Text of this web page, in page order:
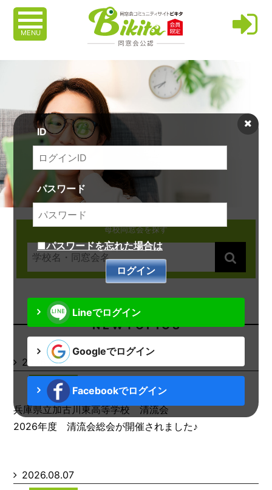
MENU
ID
パスワード
■パスワードを忘れた場合は
Lineでログイン
Googleでログイン
Facebookでログイン
母校同窓会を探す
N E W T O P I C S
2026.08.07
お知らせ
兵庫県立加古川東高等学校 清流会
2026年度 清流会総会が開催されました♪
2026.08.07